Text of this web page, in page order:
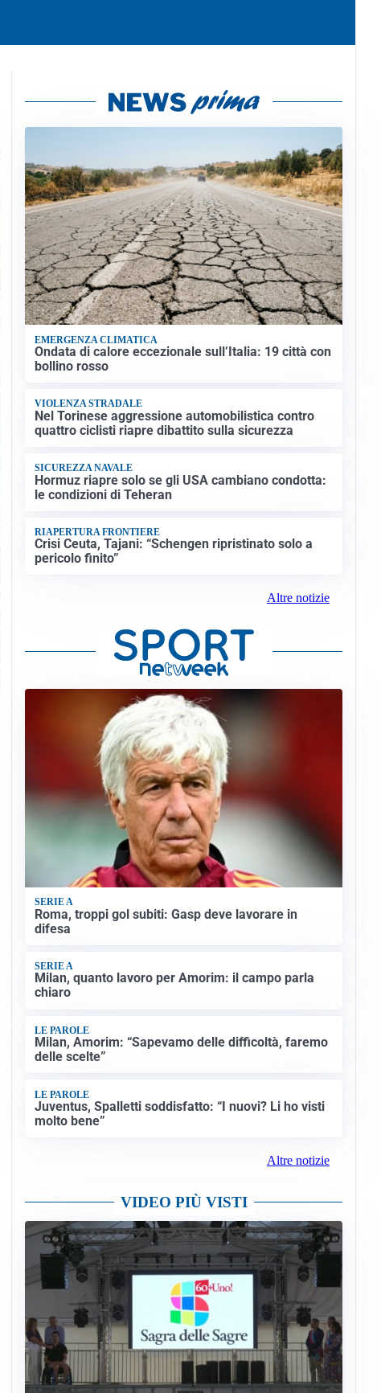
EMERGENZA CLIMATICA
Ondata di calore eccezionale sull’Italia: 19 città con
bollino rosso
VIOLENZA STRADALE
Nel Torinese aggressione automobilistica contro
quattro ciclisti riapre dibattito sulla sicurezza
SICUREZZA NAVALE
Hormuz riapre solo se gli USA cambiano condotta:
le condizioni di Teheran
RIAPERTURA FRONTIERE
Crisi Ceuta, Tajani: “Schengen ripristinato solo a
pericolo finito”
Altre notizie
SERIE A
Roma, troppi gol subiti: Gasp deve lavorare in
difesa
SERIE A
Milan, quanto lavoro per Amorim: il campo parla
chiaro
LE PAROLE
Milan, Amorim: “Sapevamo delle difficoltà, faremo
delle scelte”
LE PAROLE
Juventus, Spalletti soddisfatto: “I nuovi? Li ho visti
molto bene”
Altre notizie
VIDEO PIÙ VISTI